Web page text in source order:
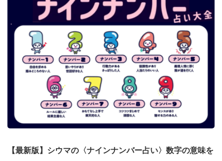
【最新版】シウマの〈ナインナンバー占い〉数字の意味を